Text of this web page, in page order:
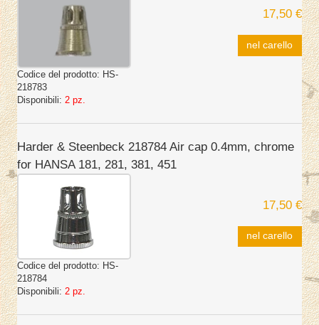
Codice del prodotto: HS-
218783
Disponibili: 2 pz.
17,50 €
nel carello
Harder & Steenbeck 218784 Air cap 0.4mm, chrome
for HANSA 181, 281, 381, 451
Codice del prodotto: HS-
218784
Disponibili: 2 pz.
17,50 €
nel carello